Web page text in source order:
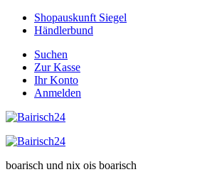
Shopauskunft Siegel
Händlerbund
Suchen
Zur Kasse
Ihr Konto
Anmelden
boarisch und nix ois boarisch